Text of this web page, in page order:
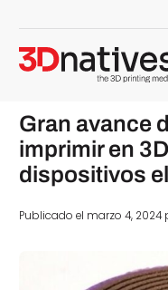
Gran avance
imprimir en
dispositivos
Publicado el marzo 4, 2024